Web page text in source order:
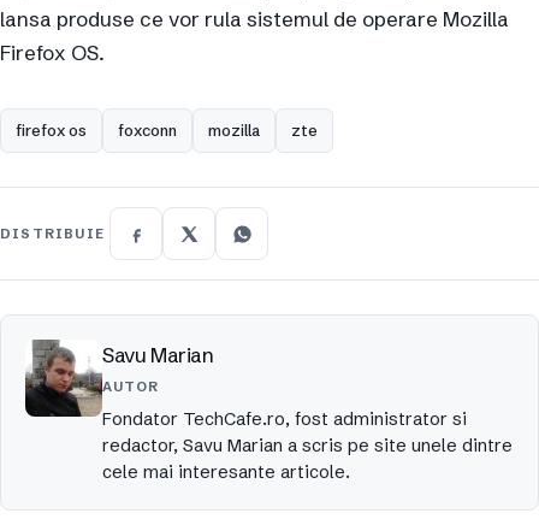
lansa produse ce vor rula sistemul de operare Mozilla
Firefox OS.
firefox os foxconn mozilla zte
DISTRIBUIE
Savu Marian
AUTOR
Fondator TechCafe.ro, fost administrator si
redactor, Savu Marian a scris pe site unele dintre
cele mai interesante articole.